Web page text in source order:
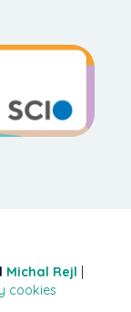
Michal Rejl |
cookies